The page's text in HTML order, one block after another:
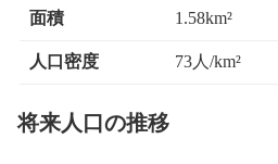
面積 1.58km²
人口密度 73人/km²
将来人口の推移